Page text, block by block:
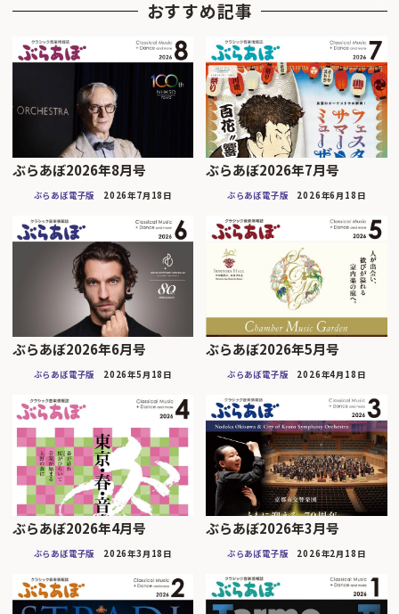
おすすめ記事
ぶらあぼ2026年8月号
ぶらあぼ電子版 2026年7月18日
ぶらあぼ2026年7月号
ぶらあぼ電子版 2026年6月18日
ぶらあぼ2026年6月号
ぶらあぼ電子版 2026年5月18日
ぶらあぼ2026年5月号
ぶらあぼ電子版 2026年4月18日
ぶらあぼ2026年4月号
ぶらあぼ電子版 2026年3月18日
ぶらあぼ2026年3月号
ぶらあぼ電子版 2026年2月18日